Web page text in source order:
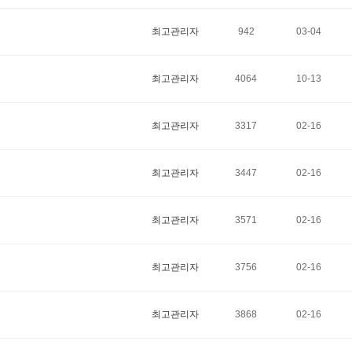
최고관리자 942 03-04
최고관리자 4064 10-13
최고관리자 3317 02-16
최고관리자 3447 02-16
최고관리자 3571 02-16
최고관리자 3756 02-16
최고관리자 3868 02-16